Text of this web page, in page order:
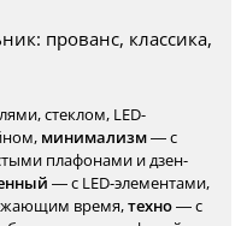
прованс, классика,
стеклом, LED-
минимализм— с
плафонами и дзен-
— с LED-элементами,
время,техно— с